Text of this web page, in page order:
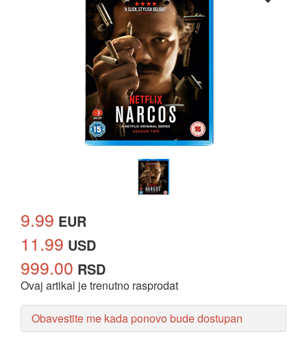
9.99 EUR
11.99 USD
999.00 RSD
Ovaj artikal je trenutno rasprodat
Obavestite me kada ponovo bude dostupan